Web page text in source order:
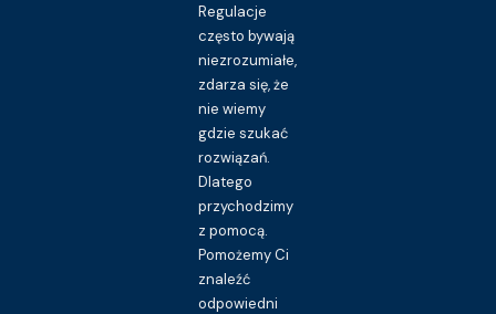
Regulacje
często bywają
niezrozumiałe,
zdarza się, że
nie wiemy
gdzie szukać
rozwiązań.
Dlatego
przychodzimy
z pomocą.
Pomożemy Ci
znaleźć
odpowiedni